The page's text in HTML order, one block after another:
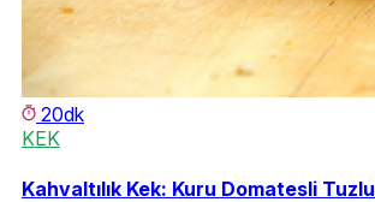
20dk
KEK
Kahvaltılık Kek: Kuru Domatesli